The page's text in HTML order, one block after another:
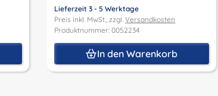
Lieferzeit 3 - 5 Werktage
Preis inkl. MwSt., zzgl.Versandkosten
Produktnummer: 0052234
In den Warenkorb